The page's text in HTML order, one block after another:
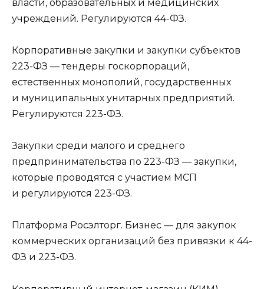
власти, образовательных и медицинских
учреждений. Регулируются 44-ФЗ.
Корпоративные закупки и закупки субъектов
223-ФЗ — тендеры госкорпораций,
естественных монополий, государственных
и муниципальных унитарных предприятий.
Регулируются 223-ФЗ.
Закупки среди малого и среднего
предпринимательства по 223-ФЗ — закупки,
которые проводятся с участием МСП
и регулируются 223-ФЗ.
Платформа Росэлторг. Бизнес — для закупок
коммерческих организаций без привязки к 44-
ФЗ и 223-ФЗ.